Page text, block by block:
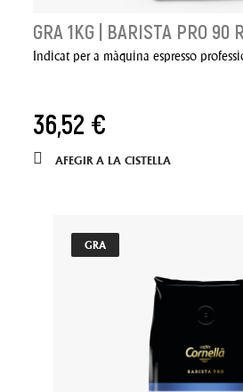
GRA 1KG | BARISTA PRO 90
Indicat per a màquina espresso
36,52 €
AFEGIR A LA CISTELLA
GRA